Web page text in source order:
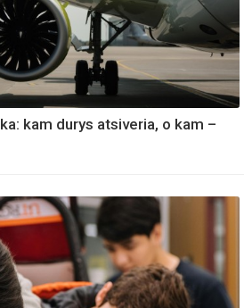
kam durys atsiveria, o kam –